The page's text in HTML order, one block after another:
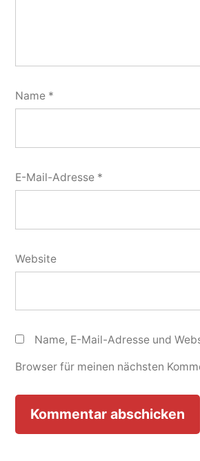
Name *
E-Mail-Adresse *
Website
Name, E-Mail-Adresse und
Browser für meinen nächsten